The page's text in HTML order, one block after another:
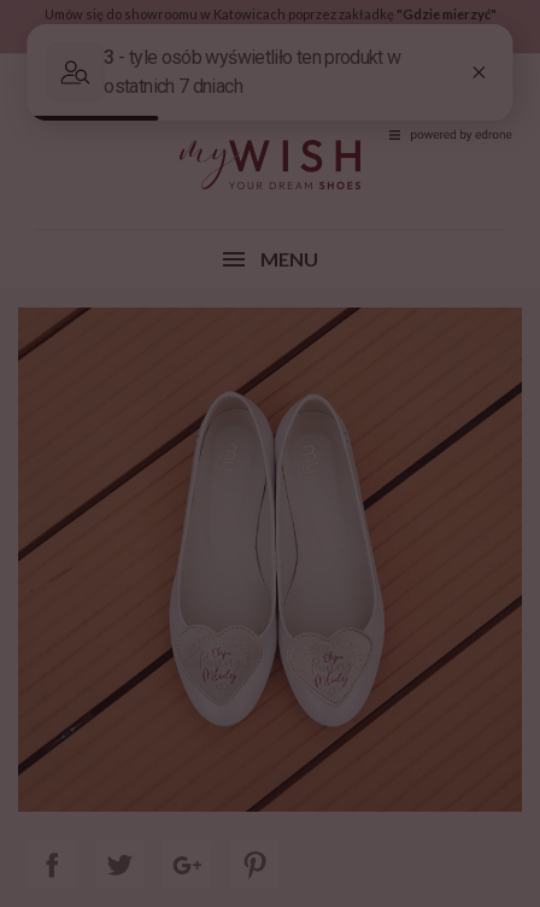
Umów się do showroomu w Katowicach poprzez zakładkę "Gdzie mierzyć"
MENU